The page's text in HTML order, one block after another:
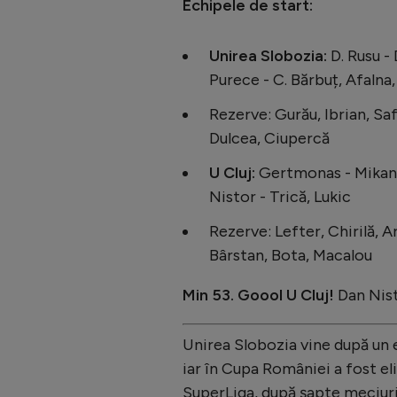
Echipele de start:
Unirea Slobozia: D. Rusu
Purece - C. Bărbuț,
Rezerve: Gurău, Ibrian,
Dulcea, Ciupercă
U Cluj: Gertmonas -
Nistor - Trică, Lukic
Rezerve: Lefter, Chirilă,
Bârstan, Bota, Macalou
Min 53. Goool U Cluj! Dan
Unirea Slobozia vine după
iar în Cupa României a fost
SuperLiga, după șapte